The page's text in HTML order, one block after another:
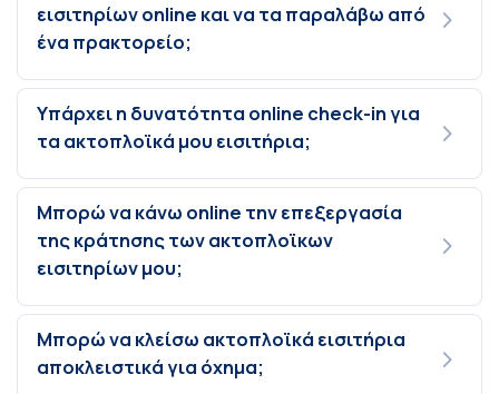
εισιτηρίων online και να τα παραλάβω από
ένα πρακτορείο;
Υπάρχει η δυνατότητα online check-in για
τα ακτοπλοϊκά μου εισιτήρια;
Μπορώ να κάνω online την επεξεργασία
της κράτησης των ακτοπλοϊκων
εισιτηρίων μου;
Μπορώ να κλείσω ακτοπλοϊκά εισιτήρια
αποκλειστικά για όχημα;